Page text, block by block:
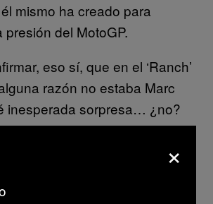
mismo ha creado para
presión del MotoGP.
eso sí, que en el ‘Ranch’
razón no estaba Marc
inesperada sorpresa… ¿no?
Twitter: ×